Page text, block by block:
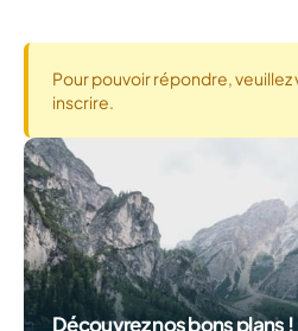
Pour pouvoir répondre,
inscrire.
Découvrez nos bons plans !